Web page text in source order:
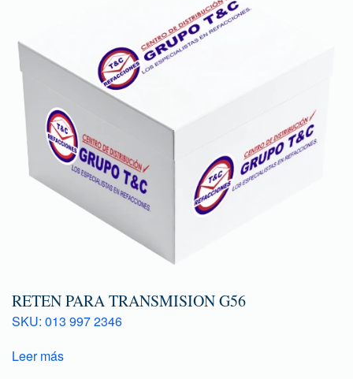
RETEN PARA TRANSMISION G56
SKU: 013 997 2346
Leer más